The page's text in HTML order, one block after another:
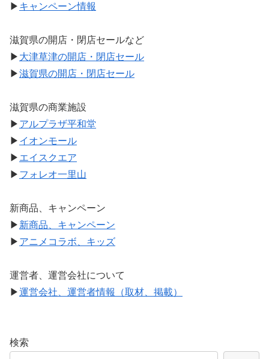
▶ キャンペーン情報
滋賀県の開店・閉店セールなど
▶ 大津草津の開店・閉店セール
▶滋賀県の開店・閉店セール
滋賀県の商業施設
▶ アルプラザ平和堂
▶ イオンモール
▶ エイスクエア
▶ フォレオ一里山
新商品、キャンペーン
▶ 新商品、キャンペーン
▶ アニメコラボ、キッズ
運営者、運営会社について
▶運営会社、運営者情報（取材、掲載）
検索